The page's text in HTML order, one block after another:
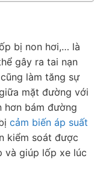
bị non hơi,… là
gây ra tai nạn
làm tăng sự
mặt đường với
hơn bám đường
cảm biến áp suất
kiểm soát được
và giúp lốp xe lúc